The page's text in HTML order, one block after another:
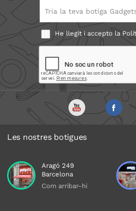
Tria la teva botiga Gadgets
He llegit i accepto la
Les nostres botigues
Aragó 249
Barcelona
Com arribar-hi